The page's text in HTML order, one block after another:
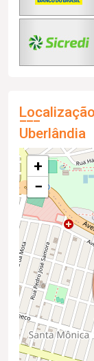
Uberlândia
+
−